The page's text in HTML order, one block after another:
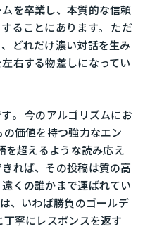
を卒業し、本質的な信頼
ることにあります。 ただ
どれだけ濃い対話を生み
右する物差しになってい
。 今のアルゴリズムにお
価値を持つ強力なエン
を超えるような読み応え
れば、その投稿は質の高
くの誰かまで運ばれてい
、いわば勝負のゴールデ
寧にレスポンスを返す